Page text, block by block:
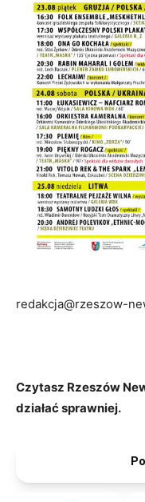
redakcja@rzeszow-
Czytasz Rzeszów
działać sprawniej.